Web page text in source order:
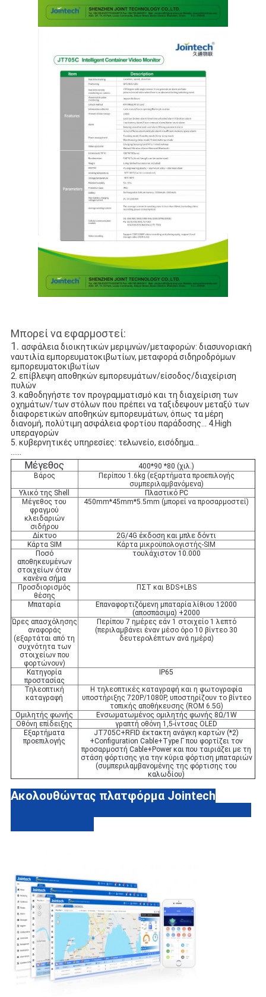
Μπορεί να εφαρμοστεί:
1. ασφάλεια διοικητικών μεριμνών/μεταφορών: διασυνοριακή
ναυτιλία εμπορευματοκιβωτίων, μεταφορά σιδηροδρόμων
εμπορευματοκιβωτίων
2. επίβλεψη αποθηκών εμπορευμάτων/είσοδος/διαχείριση
πυλών
3. καθοδηγήστε τον προγραμματισμό και τη διαχείριση των
οχημάτων/των στόλων που πρέπει να ταξιδεψουν μεταξύ των
διαφορετικών αποθηκών εμπορευμάτων, όπως τα μέρη
διανομή, πολύτιμη ασφάλεια φορτίου παράδοσης… 4.High
υπεραγορών
5. κυβερνητικές υπηρεσίες: τελωνείο, εισόδημα…
Μέγεθος
400*90 *80 (χιλ.)
Βάρος
Περίπου 1.6kg (εξαρτήματα προεπιλογής
συμπεριλαμβανόμενα)
Υλικό της Shell
Πλαστικό PC
Μέγεθος του
φραγμού
κλειδαριών
σιδήρου
450mm*45mm*5.5mm (μπορεί να προσαρμοστεί)
Δίκτυο
2G/4G έκδοση και μπλε δόντι
Κάρτα SIM
Κάρτα μικροϋπολογιστής-SIM
Ποσό
αποθηκευμένων
στοιχείων όταν
κανένα σήμα
τουλάχιστον 10.000
Προσδιορισμός
θέσης
ΠΣΤ και BDS+LBS
Μπαταρία
Επαναφορτιζόμενη μπαταρία λίθιου 12000
(αποσπάσιμα) +2000
Ώρες απασχόλησης
αναφοράς
(εξαρτάται από τη
συχνότητα των
στοιχείων που
φορτώνουν)
Περίπου 7 ημέρες εάν 1 στοιχείο 1 λεπτό
(περιλαμβάνει έναν μέσο όρο 10 βίντεο 30
δευτερολέπτων ανά ημέρα)
Κατηγορία
προστασίας
IP65
Τηλεοπτική
καταγραφή
Η τηλεοπτικές καταγραφή και η φωτογραφία
υποστήριξης 720P/1080P, υποστηρίζουν το βίντεο
τοπικής αποθήκευσης (ROM 6.5G)
Ομιλητής φωνής
Ενσωματωμένος ομιλητής φωνής 8Ω/1W
Οθόνη επίδειξης
γραπτή οθόνη 1,5-ίντσας OLED
Εξαρτήματα
προεπιλογής
JT705C+RFID έκτακτη ανάγκη καρτών (*2)
+Configuration Cable+Type Γ που φορτίζει τον
προσαρμοστή Cable+Power και που ταιριάζει με τη
στάση φόρτισης για την κύρια φόρτιση μπαταριών
(συμπεριλαμβανομένης της φόρτισης του
καλωδίου)
Ακολουθώντας πλατφόρμα Jointech